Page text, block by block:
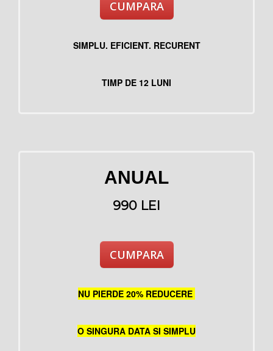
CUMPARA
SIMPLU. EFICIENT. RECURENT
TIMP DE 12 LUNI
ANUAL
990 LEI
CUMPARA
NU PIERDE 20% REDUCERE
O SINGURA DATA SI SIMPLU